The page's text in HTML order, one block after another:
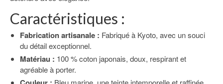
Caractéristiques :
Fabrication artisanale : Fabriqué à Kyoto, avec un souci
du détail exceptionnel.
Matériau : 100 % coton japonais, doux, respirant et
agréable à porter.